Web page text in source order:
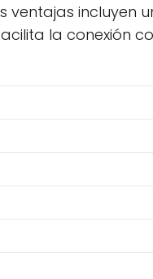
ventajas
la conexión